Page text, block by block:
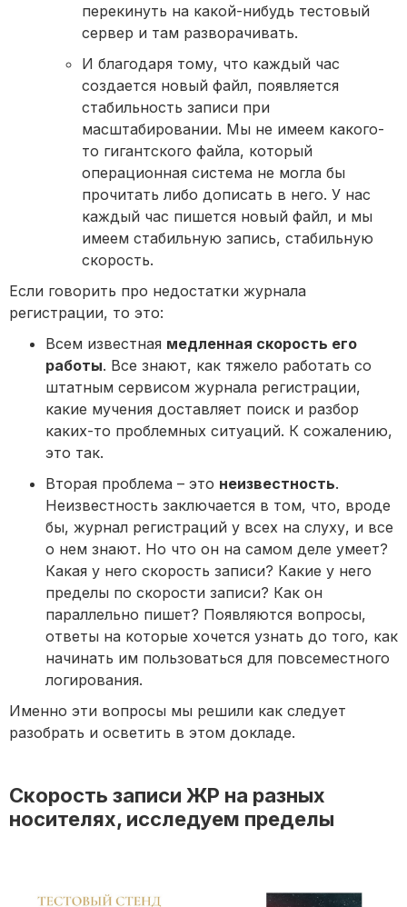
перекинуть на какой-нибудь тестовый
сервер и там разворачивать.
И благодаря тому, что каждый час
создается новый файл, появляется
стабильность записи при
масштабировании. Мы не имеем какого-
то гигантского файла, который
операционная система не могла бы
прочитать либо дописать в него. У нас
каждый час пишется новый файл, и мы
имеем стабильную запись, стабильную
скорость.
Если говорить про недостатки журнала
регистрации, то это:
Всем известная медленная скорость его
работы. Все знают, как тяжело работать со
штатным сервисом журнала регистрации,
какие мучения доставляет поиск и разбор
каких-то проблемных ситуаций. К сожалению,
это так.
Вторая проблема – это неизвестность.
Неизвестность заключается в том, что, вроде
бы, журнал регистраций у всех на слуху, и все
о нем знают. Но что он на самом деле умеет?
Какая у него скорость записи? Какие у него
пределы по скорости записи? Как он
параллельно пишет? Появляются вопросы,
ответы на которые хочется узнать до того, как
начинать им пользоваться для повсеместного
логирования.
Именно эти вопросы мы решили как следует
разобрать и осветить в этом докладе.
Скорость записи ЖР на разных
носителях, исследуем пределы